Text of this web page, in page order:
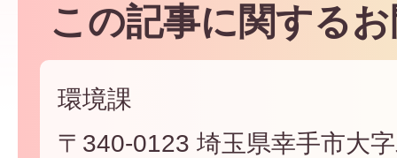
この記事に関する
環境課
〒340-0123 埼玉県幸手市大